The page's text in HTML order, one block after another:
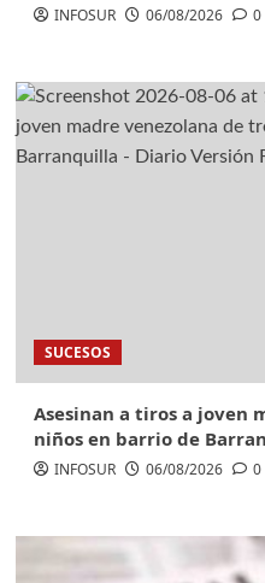
INFOSUR 06/08/2026 0
SUCESOS
Asesinan a tiros a joven
niños en barrio de
INFOSUR 06/08/2026 0